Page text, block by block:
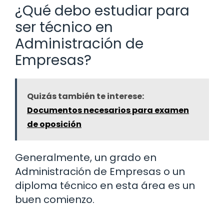
¿Qué debo estudiar para
ser técnico en
Administración de
Empresas?
Quizás también te interese:
Documentos necesarios para examen
de oposición
Generalmente, un grado en
Administración de Empresas o un
diploma técnico en esta área es un
buen comienzo.